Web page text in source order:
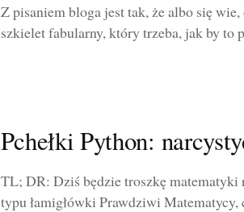
Z pisaniem bloga jest tak, że albo się
szkielet fabularny, który trzeba, jak by to
Pchełki Python:
TL; DR: Dziś będzie troszkę
typu łamigłówki Prawdziwi